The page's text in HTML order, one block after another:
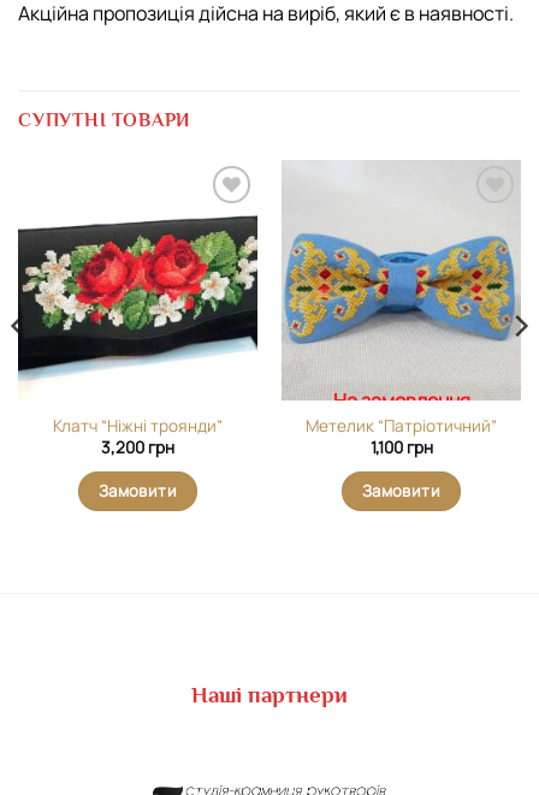
Акційна пропозиція дійсна на виріб, який є в наявності.
СУПУТНІ ТОВАРИ
Додати
виріб у
вибране
Клатч “Ніжні троянди”
3,200 грн
Замовити
виріб у
вибране
На замовлення
Метелик “Патріотичний”
1,100 грн
Замовити
Наші партнери